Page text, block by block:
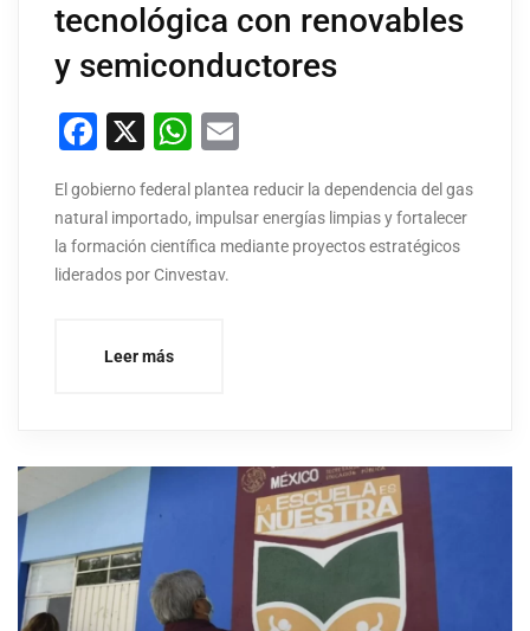
tecnológica con renovables
y semiconductores
Facebook
X WhatsApp
El gobierno federal plantea reducir la dependencia del gas
natural importado, impulsar energías limpias y fortalecer
la formación científica mediante proyectos estratégicos
liderados por Cinvestav.
Leer más